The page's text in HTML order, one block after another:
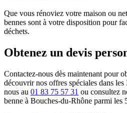
Que vous rénoviez votre maison ou
bennes sont à votre disposition pour
déchets.
Obtenez un devis
Contactez-nous dès maintenant pour
découvrir nos offres spéciales dans
nous au 01 83 75 57 31 ou consultez
benne à Bouches-du-Rhône parmi les